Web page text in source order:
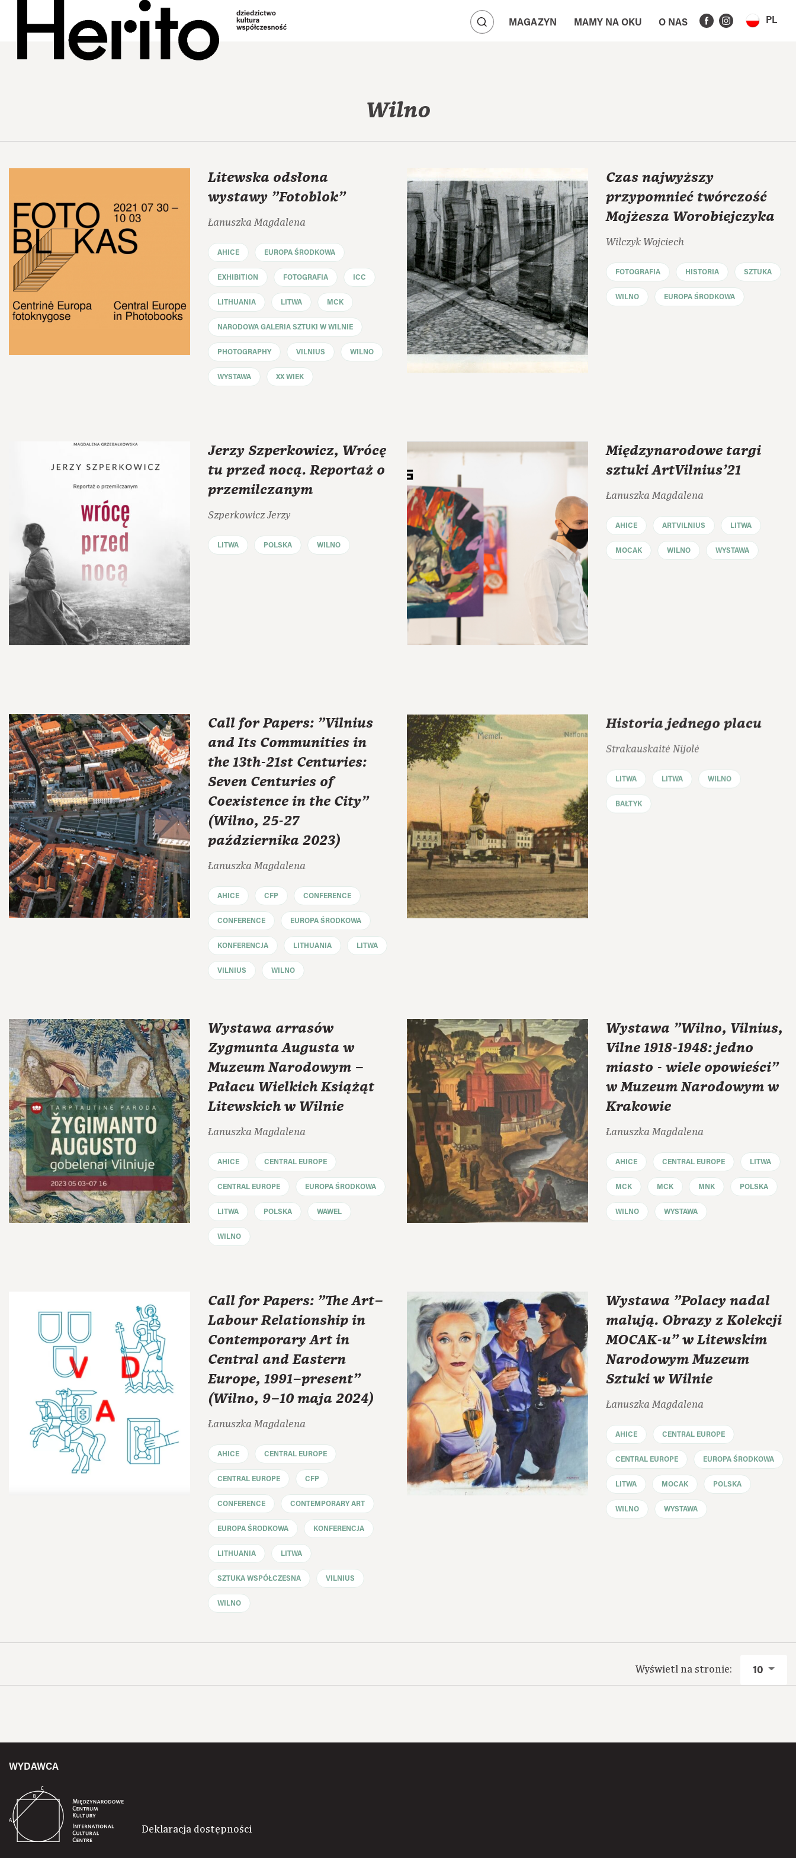
MAGAZYN MAMY NA OKU O NAS PL
Wilno
Litewska odsłona
wystawy "Fotoblok"
Łanuszka Magdalena
AHICE EUROPA ŚRODKOWA
EXHIBITION FOTOGRAFIA ICC
LITHUANIA LITWA MCK
NARODOWA GALERIA SZTUKI W WILNIE
PHOTOGRAPHY VILNIUS WILNO
WYSTAWA XX WIEK
Czas najwyższy
przypomnieć twórczość
Mojżesza Worobiejczyka
Wilczyk Wojciech
FOTOGRAFIA HISTORIA SZTUKA
WILNO EUROPA ŚRODKOWA
Jerzy Szperkowicz, Wrócę
tu przed nocą. Reportaż o
przemilczanym
Szperkowicz Jerzy
LITWA POLSKA WILNO
Międzynarodowe targi
sztuki ArtVilnius’21
Łanuszka Magdalena
AHICE ARTVILNIUS LITWA
MOCAK WILNO WYSTAWA
Call for Papers: "Vilnius
and Its Communities in
the 13th-21st Centuries:
Seven Centuries of
Coexistence in the City"
(Wilno, 25-27
października 2023)
Łanuszka Magdalena
AHICE CFP CONFERENCE
CONFERENCE EUROPA ŚRODKOWA
KONFERENCJA LITHUANIA LITWA
VILNIUS WILNO
Historia jednego placu
Strakauskaitė Nijolė
LITWA LITWA WILNO
BAŁTYK
Wystawa arrasów
Zygmunta Augusta w
Muzeum Narodowym –
Pałacu Wielkich Książąt
Litewskich w Wilnie
Łanuszka Magdalena
AHICE CENTRAL EUROPE
CENTRAL EUROPE EUROPA ŚRODKOWA
LITWA POLSKA WAWEL
WILNO
Wystawa "Wilno, Vilnius,
Vilne 1918-1948: jedno
miasto - wiele opowieści"
w Muzeum Narodowym w
Krakowie
Łanuszka Magdalena
AHICE CENTRAL EUROPE LITWA
MCK MCK MNK POLSKA
WILNO WYSTAWA
Call for Papers: "The Art–
Labour Relationship in
Contemporary Art in
Central and Eastern
Europe, 1991–present"
(Wilno, 9–10 maja 2024)
Łanuszka Magdalena
AHICE CENTRAL EUROPE
CENTRAL EUROPE CFP
CONFERENCE CONTEMPORARY ART
EUROPA ŚRODKOWA KONFERENCJA
LITHUANIA LITWA
SZTUKA WSPÓŁCZESNA VILNIUS
WILNO
Wystawa "Polacy nadal
malują. Obrazy z Kolekcji
MOCAK-u" w Litewskim
Narodowym Muzeum
Sztuki w Wilnie
Łanuszka Magdalena
AHICE CENTRAL EUROPE
CENTRAL EUROPE EUROPA ŚRODKOWA
LITWA MOCAK POLSKA
WILNO WYSTAWA
Wyświetl na stronie: 10
WYDAWCA
Deklaracja dostępności